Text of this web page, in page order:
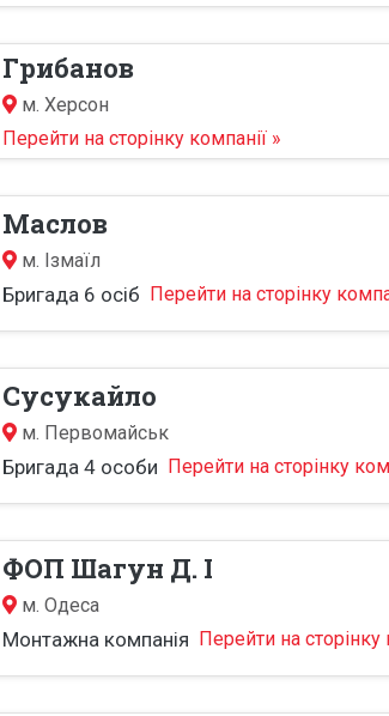
Грибанов
м.Херсон
Перейти на сторінку компанії »
Маслов
м. Ізмаїл
Бригада 6 осіб Перейти на сторінку
Сусукайло
м. Первомайськ
Бригада 4 особи Перейти на сторінку
ФОП Шагун Д. І
м.Одеса
Монтажна компанія Перейти на сторінку